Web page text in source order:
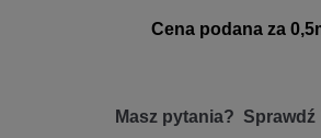
Cena podana za
Masz pytania? Sprawdź